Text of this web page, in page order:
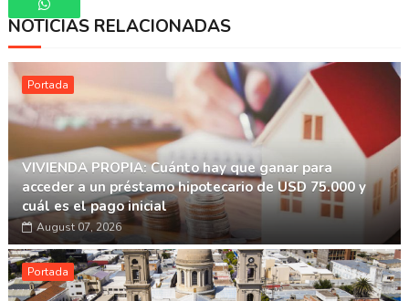
Whatsapp
NOTICIAS RELACIONADAS
Portada
VIVIENDA PROPIA: Cuánto hay que ganar para
acceder a un préstamo hipotecario de USD 75.000 y
cuál es el pago inicial
August 07, 2026
Portada